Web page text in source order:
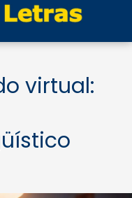
virtual: